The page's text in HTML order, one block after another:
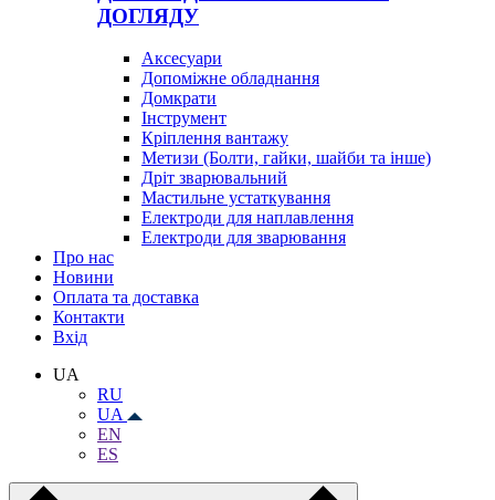
ДОГЛЯДУ
Аксесуари
Допоміжне обладнання
Домкрати
Інструмент
Кріплення вантажу
Метизи (Болти, гайки, шайби та інше)
Дріт зварювальний
Мастильне устаткування
Електроди для наплавлення
Електроди для зварювання
Про нас
Новини
Оплата та доставка
Контакти
Вхiд
UA
RU
UA
EN
ES